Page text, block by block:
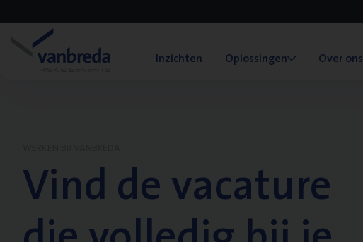
Inzichten Oplossingen Over ons
Vind de vacature